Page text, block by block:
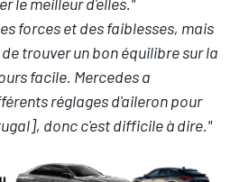
forces et des faiblesses, mais
trouver un bon équilibre sur la
facile. Mercedes a
réglages d'aileron pour
donc c'est difficile à dire."